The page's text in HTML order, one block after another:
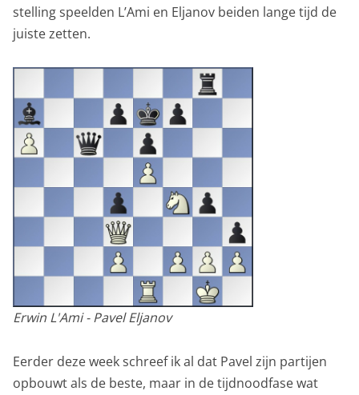
stelling speelden L’Ami en Eljanov beiden lange tijd de
juiste zetten.
Erwin L'Ami - Pavel Eljanov
Eerder deze week schreef ik al dat Pavel zijn partijen
opbouwt als de beste, maar in de tijdnoodfase wat